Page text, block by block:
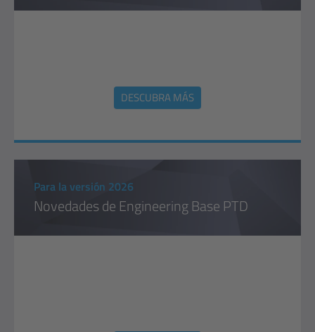
DESCUBRA MÁS
Para la versión 2026
Novedades de Engineering Base PTD